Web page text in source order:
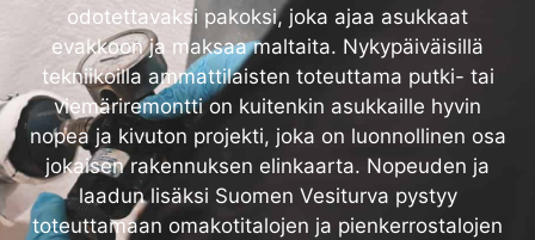
odotettavaksi pakoksi, joka ajaa asukkaat
evakkoon ja maksaa maltaita. Nykypäiväisillä
tekniikoilla ammattilaisten toteuttama putki- tai
viemäriremontti on kuitenkin asukkaille hyvin
nopea ja kivuton projekti, joka on luonnollinen osa
jokaisen rakennuksen elinkaarta. Nopeuden ja
laadun lisäksi Suomen Vesiturva pystyy
toteuttamaan omakotitalojen ja pienkerrostalojen